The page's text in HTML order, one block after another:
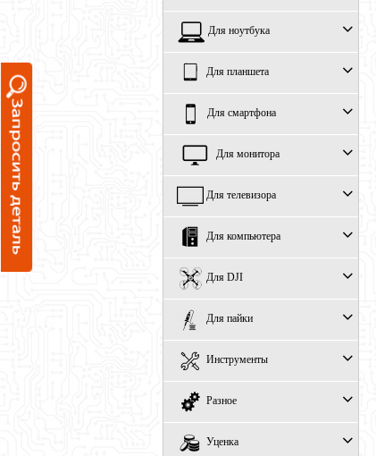
Для ноутбука
Для планшета
Для смартфона
Для монитора
Для телевизора
Для компьютера
Для DJI
Для пайки
Инструменты
Разное
Уценка